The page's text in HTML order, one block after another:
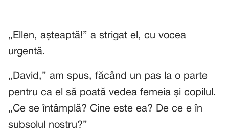
„Ellen, așteaptă!” a strigat el, cu vocea
urgentă.
„David,” am spus, făcând un pas la o parte
pentru ca el să poată vedea femeia și copilul.
„Ce se întâmplă? Cine este ea? De ce e în
subsolul nostru?”